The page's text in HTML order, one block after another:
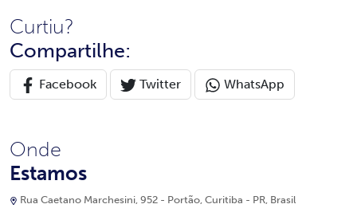
Curtiu?
Compartilhe:
Facebook Twitter WhatsApp
Onde
Estamos
Rua Caetano Marchesini, 952 - Portão, Curitiba - PR, Brasil